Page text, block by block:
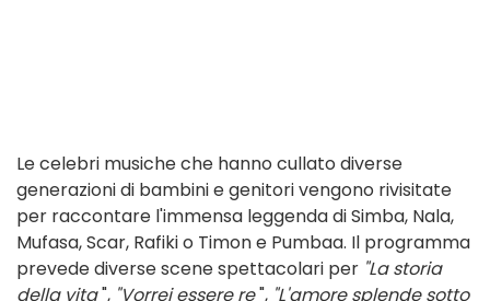
Le celebri musiche che hanno cullato diverse
generazioni di bambini e genitori vengono rivisitate
per raccontare l'immensa leggenda di Simba, Nala,
Mufasa, Scar, Rafiki o Timon e Pumbaa. Il programma
prevede diverse scene spettacolari per "La storia
della vita", "Vorrei essere re", "L'amore splende sotto